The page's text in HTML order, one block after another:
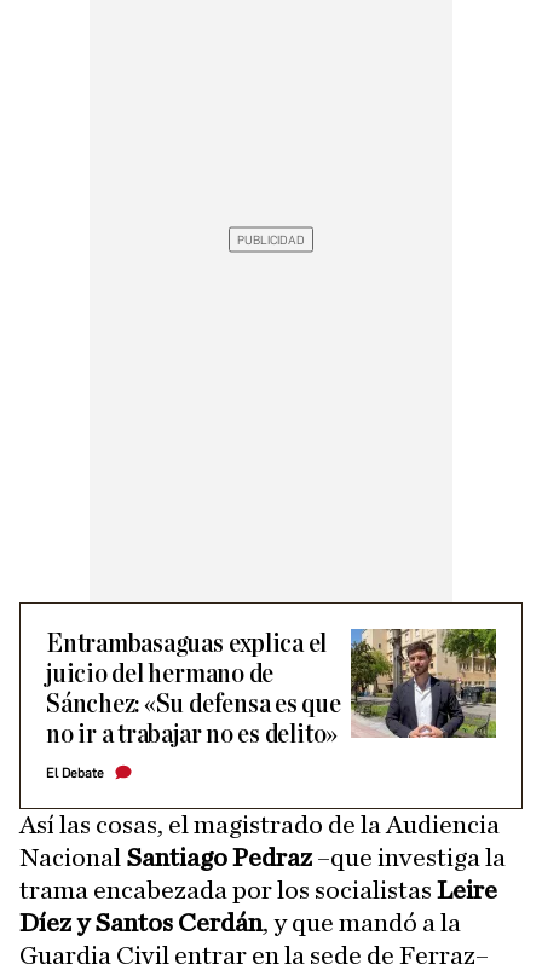
Entrambasaguas explica el
juicio del hermano de
Sánchez: «Su defensa es que
no ir a trabajar no es delito»
El Debate
Así las cosas, el magistrado de la Audiencia
Nacional Santiago Pedraz–que investiga la
trama encabezada por los socialistas Leire
Díez y Santos Cerdán, y que mandó a la
Guardia Civil entrar en la sede de Ferraz–